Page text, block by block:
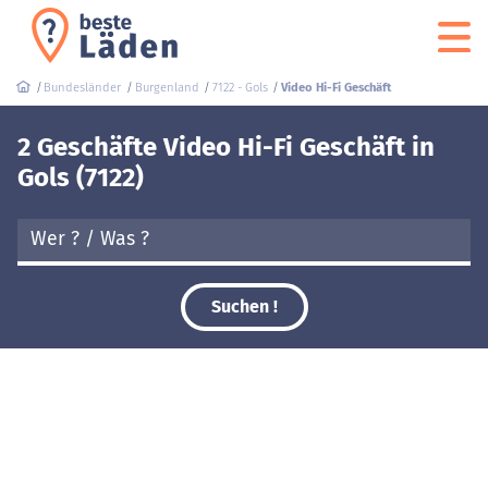
Bundesländer Burgenland 7122 - Gols Video Hi-Fi Geschäft
2 Geschäfte Video Hi-Fi Geschäft in
Gols (7122)
Suchen !